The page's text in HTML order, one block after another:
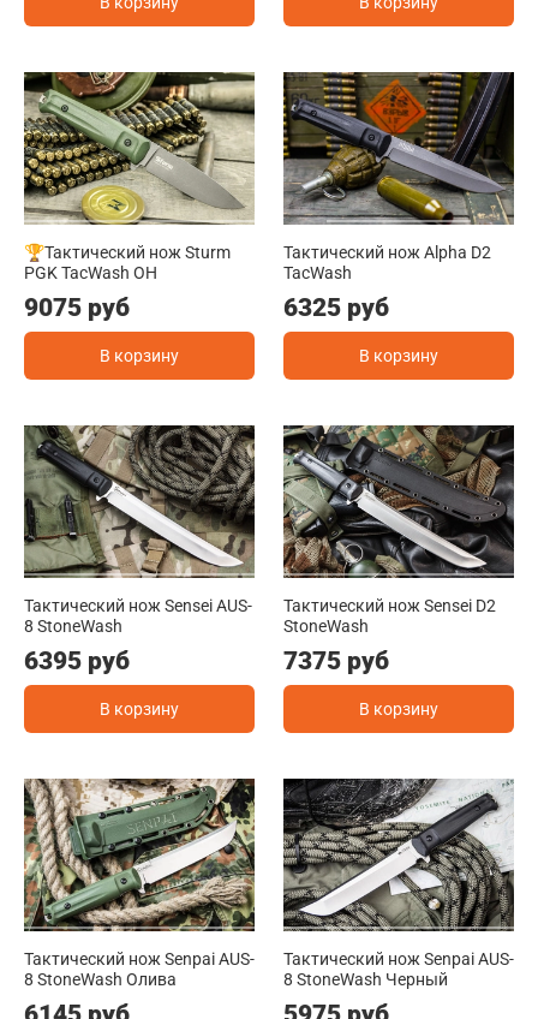
🏆Тактический нож Sturm
PGK TacWash OH
9075 руб
В корзину
Тактический нож Alpha D2
TacWash
6325 руб
В корзину
Тактический нож Sensei AUS-
8 StoneWash
6395 руб
В корзину
Тактический нож Sensei D2
StoneWash
7375 руб
В корзину
Тактический нож Senpai AUS-
8 StoneWash Олива
Тактический нож Senpai AUS-
8 StoneWash Черный